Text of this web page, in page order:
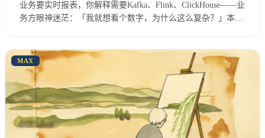
么影响？“代码可维护性更好”——这能省多少钱？
技术价值翻译成业务价值，决策者就无法判断这个事
情值不值得做。他们的资源是有限的，他们只会把资
源分配给能带来业务价值的事情。
你没有考虑机会成本。
每个技术决策都有成本——不
业务要实时报表，你解释需要Kafka、Flink、ClickHouse——业
务方眼神迷茫：「我就想看个数字，为什么这么复杂？」本文
MAX